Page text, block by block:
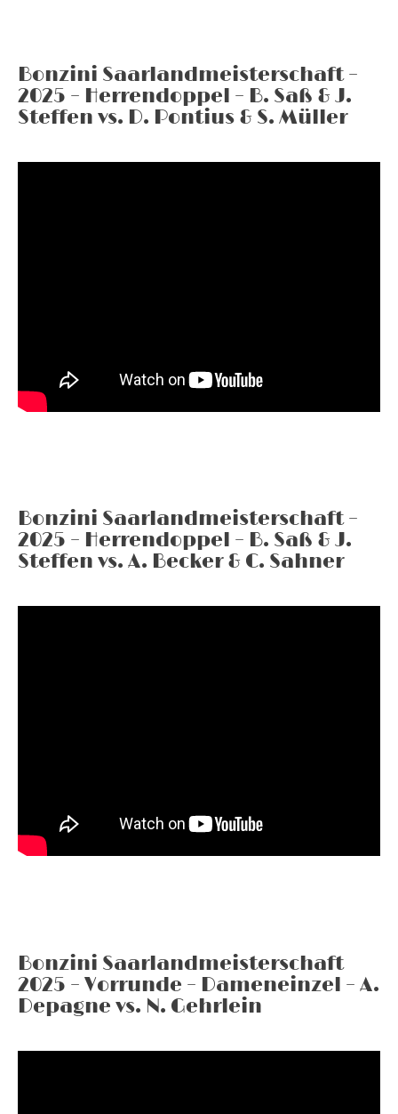
Bonzini Saarlandmeisterschaft –
2025 – Herrendoppel – B. Saß & J.
Steffen vs. D. Pontius & S. Müller
Bonzini Saarlandmeisterschaft –
2025 – Herrendoppel – B. Saß & J.
Steffen vs. A. Becker & C. Sahner
Bonzini Saarlandmeisterschaft
2025 – Vorrunde – Dameneinzel – A.
Depagne vs. N. Gehrlein